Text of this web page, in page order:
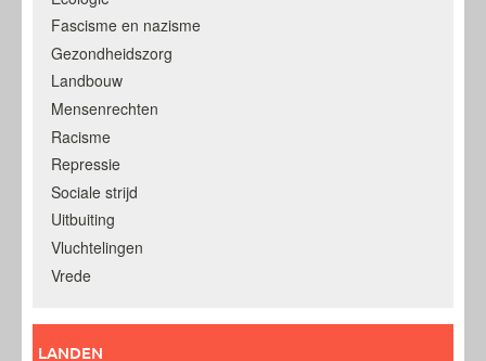
Fascisme en nazisme
Gezondheidszorg
Landbouw
Mensenrechten
Racisme
Repressie
Sociale strijd
Uitbuiting
Vluchtelingen
Vrede
LANDEN